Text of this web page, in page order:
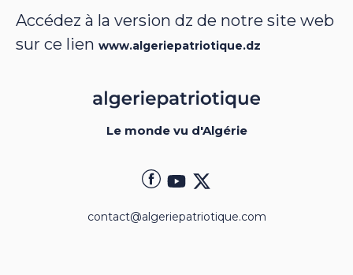
Accédez à la version dz de notre site web
sur ce lien www.algeriepatriotique.dz
Le monde vu d'Algérie
contact@algeriepatriotique.com